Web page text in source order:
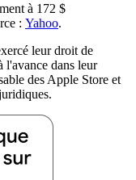
à 172 $
: Yahoo.
leur droit de
l'avance dans leur
des Apple Store et